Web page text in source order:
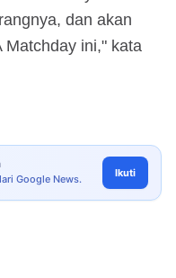
dan akan
Matchday ini," kata
Google News. Ikuti